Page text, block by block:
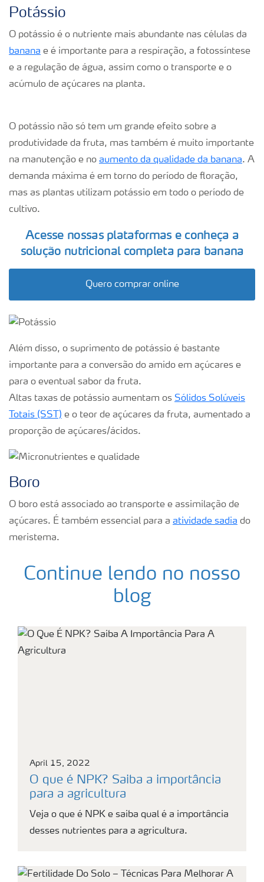
Potássio
O potássio é o nutriente mais abundante nas células da
banana e é importante para a respiração, a fotossíntese
e a regulação de água, assim como o transporte e o
acúmulo de açúcares na planta.
O potássio não só tem um grande efeito sobre a
produtividade da fruta, mas também é muito importante
na manutenção e no aumento da qualidade da banana. A
demanda máxima é em torno do período de floração,
mas as plantas utilizam potássio em todo o período de
cultivo.
Acesse nossas plataformas e conheça a
solução nutricional completa para banana
Quero comprar online
Além disso, o suprimento de potássio é bastante
importante para a conversão do amido em açúcares e
para o eventual sabor da fruta.
Altas taxas de potássio aumentam os Sólidos Solúveis
Totais (SST) e o teor de açúcares da fruta, aumentado a
proporção de açúcares/ácidos.
Boro
O boro está associado ao transporte e assimilação de
açúcares. É também essencial para a atividade sadia do
meristema.
Continue lendo no nosso
blog
April 15, 2022
O que é NPK? Saiba a importância
para a agricultura
Veja o que é NPK e saiba qual é a importância
desses nutrientes para a agricultura.